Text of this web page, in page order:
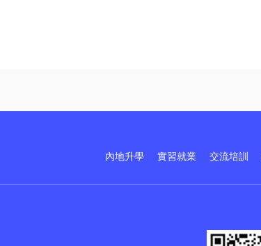
內地升學 實習就業 交流培訓